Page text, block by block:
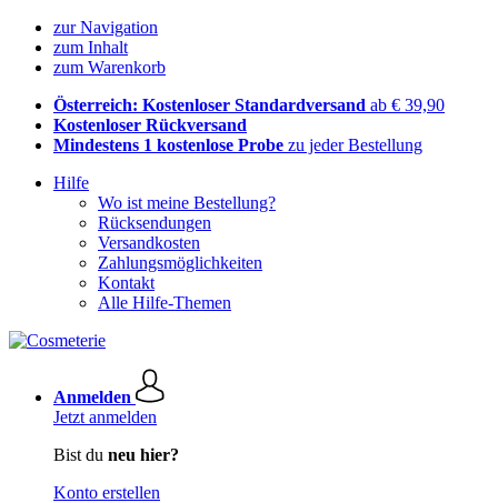
zur Navigation
zum Inhalt
zum Warenkorb
Österreich: Kostenloser Standardversand ab € 39,90
Kostenloser Rückversand
Mindestens 1 kostenlose Probe zu jeder Bestellung
Hilfe
Wo ist meine Bestellung?
Rücksendungen
Versandkosten
Zahlungsmöglichkeiten
Kontakt
Alle Hilfe-Themen
Anmelden
Jetzt anmelden
Bist du neu hier?
Konto erstellen